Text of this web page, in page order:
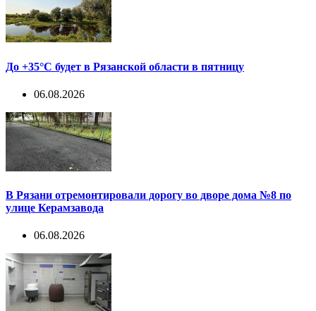
До +35°С будет в Рязанской области в пятницу
06.08.2026
В Рязани отремонтировали дорогу во дворе дома №8 по
улице Керамзавода
06.08.2026